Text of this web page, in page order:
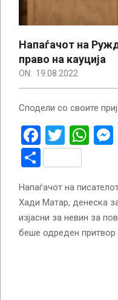
Напаѓачот на
право на кауција
ON: 19.08.2022
Сподели со своите
Facebook
Share
Напаѓачот на
Хади Матар, денеска
изјасни за невин за
беше одреден притвор